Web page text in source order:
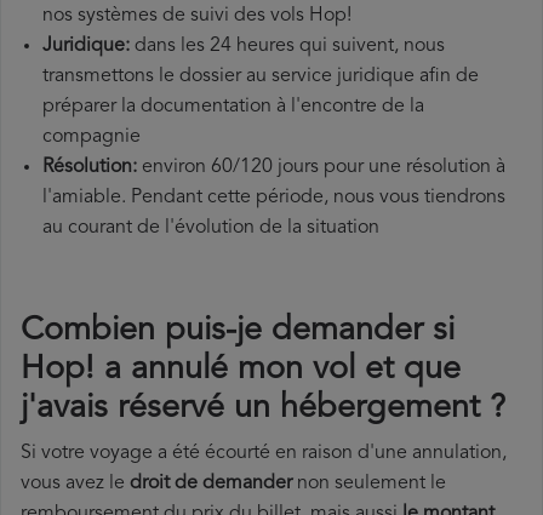
nos systèmes de suivi des vols Hop!
Juridique: dans les 24 heures qui suivent, nous
transmettons le dossier au service juridique afin de
préparer la documentation à l'encontre de la
compagnie
Résolution: environ 60/120 jours pour une résolution à
l'amiable. Pendant cette période, nous vous tiendrons
au courant de l'évolution de la situation
Combien puis-je demander si
Hop! a annulé mon vol et que
j'avais réservé un hébergement ?
Si votre voyage a été écourté en raison d'une annulation,
vous avez le droit de demandernon seulement le